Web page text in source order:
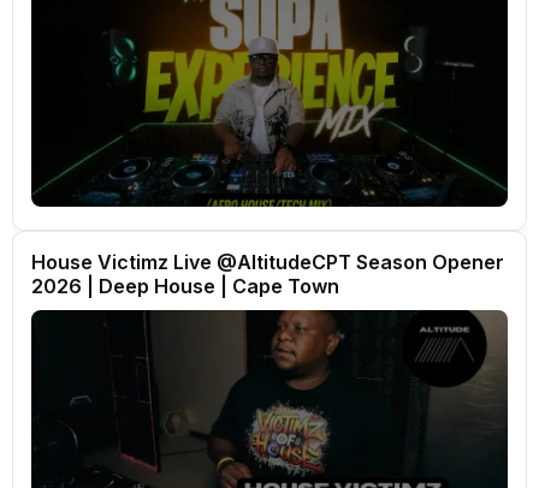
House Victimz Live ‪‪@AltitudeCPT‬ Season Opener
2026 | Deep House | Cape Town